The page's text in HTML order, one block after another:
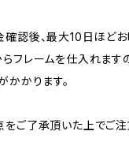
認後、最大10日ほどお
フレームを仕入れます
かかります。
ご了承頂いた上でご注